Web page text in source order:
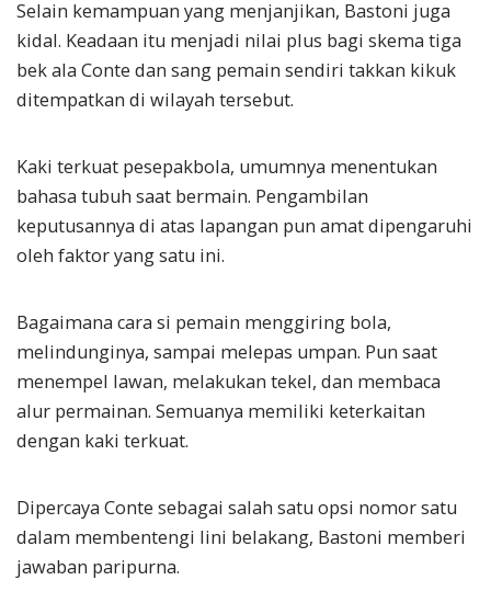
Selain kemampuan yang menjanjikan, Bastoni juga
kidal. Keadaan itu menjadi nilai plus bagi skema tiga
bek ala Conte dan sang pemain sendiri takkan kikuk
ditempatkan di wilayah tersebut.
Kaki terkuat pesepakbola, umumnya menentukan
bahasa tubuh saat bermain. Pengambilan
keputusannya di atas lapangan pun amat dipengaruhi
oleh faktor yang satu ini.
Bagaimana cara si pemain menggiring bola,
melindunginya, sampai melepas umpan. Pun saat
menempel lawan, melakukan tekel, dan membaca
alur permainan. Semuanya memiliki keterkaitan
dengan kaki terkuat.
Dipercaya Conte sebagai salah satu opsi nomor satu
dalam membentengi lini belakang, Bastoni memberi
jawaban paripurna.